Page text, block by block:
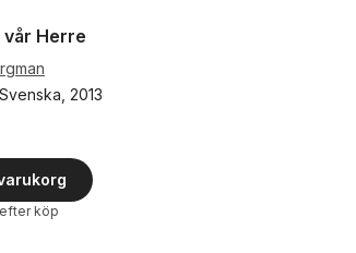
vår Herre
Svenska 2013
Totalt antal röster:
köp